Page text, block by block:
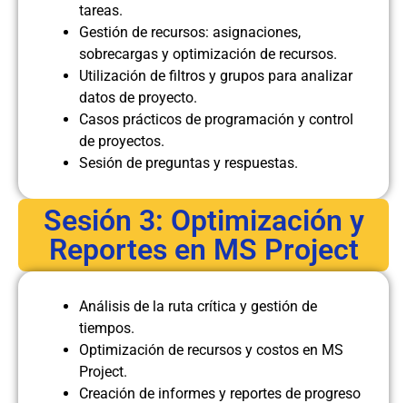
tareas.
Gestión de recursos: asignaciones,
sobrecargas y optimización de recursos.
Utilización de filtros y grupos para analizar
datos de proyecto.
Casos prácticos de programación y control
de proyectos.
Sesión de preguntas y respuestas.
Sesión 3: Optimización y
Reportes en MS Project
Análisis de la ruta crítica y gestión de
tiempos.
Optimización de recursos y costos en MS
Project.
Creación de informes y reportes de progreso